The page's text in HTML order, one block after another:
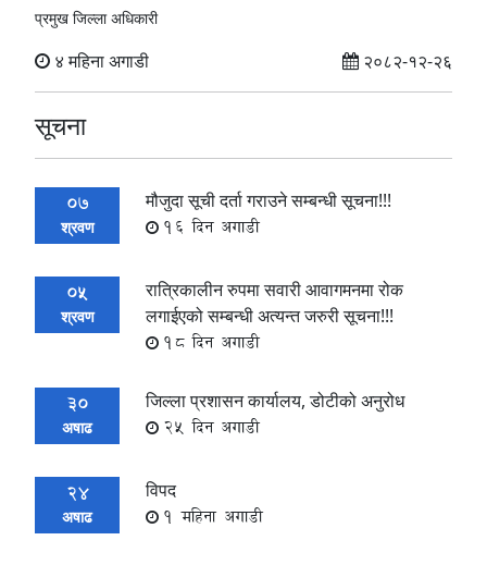
प्रमुख जिल्ला अधिकारी
४ महिना अगाडी २०८२-१२-२६
सूचना
07
श्रवण
मौजुदा सूची दर्ता गराउने सम्बन्धी सूचना!!!
16 दिन अगाडी
05
श्रवण
रात्रिकालीन रुपमा सवारी आवागमनमा रोक
लगाईएको सम्बन्धी अत्यन्त जरुरी सूचना!!!
18 दिन अगाडी
30
अषाढ
जिल्ला प्रशासन कार्यालय, डोटीको अनुरोध
25 दिन अगाडी
24
अषाढ
विपद
1 महिना अगाडी